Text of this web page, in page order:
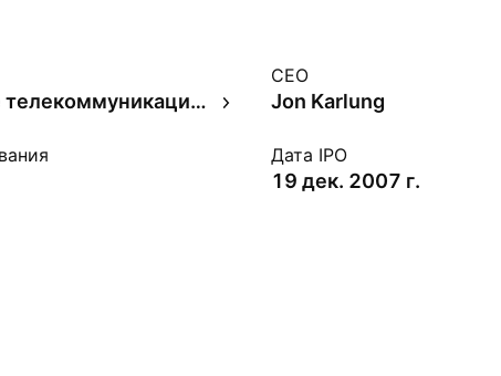
Ведущие телекоммуникационные компании
CEO
Jon Karlung
Дата IPO
19 дек. 2007 г.